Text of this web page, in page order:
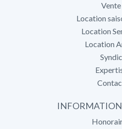
Vente
Location
Location
Location
Syndic